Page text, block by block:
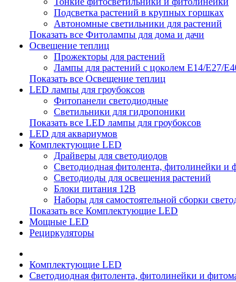
Подсветка растений в крупных горшках
Автономные светильники для растений
Показать все Фитолампы для дома и дачи
Освещение теплиц
Прожекторы для растений
Лампы для растений с цоколем Е14/Е27/
Показать все Освещение теплиц
LED лампы для гроубоксов
Фитопанели светодиодные
Светильники для гидропоники
Показать все LED лампы для гроубоксов
LED для аквариумов
Комплектующие LED
Драйверы для светодиодов
Светодиодная фитолента, фитолинейки и
Светодиоды для освещения растений
Блоки питания 12В
Наборы для самостоятельной сборки
Показать все Комплектующие LED
Мощные LED
Рециркуляторы
Комплектующие LED
Светодиодная фитолента, фитолинейки и